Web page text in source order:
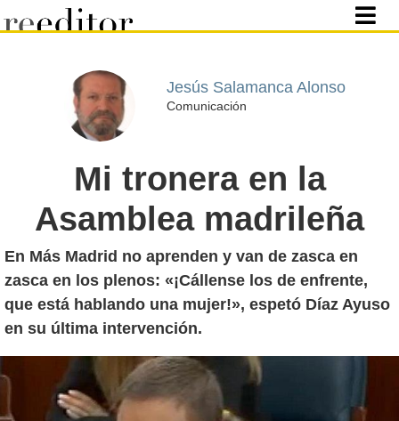
Jesús Salamanca Alonso
Comunicación
Mi tronera en la
Asamblea madrileña
En Más Madrid no aprenden y van de zasca en
zasca en los plenos: «¡Cállense los de enfrente,
que está hablando una mujer!», espetó Díaz Ayuso
en su última intervención.